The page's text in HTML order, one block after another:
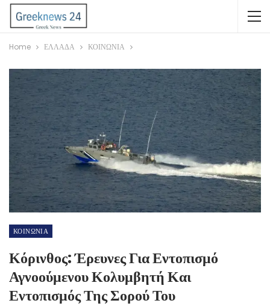
Home ΕΛΛΑΔΑ ΚΟΙΝΩΝΙΑ
ΚΟΙΝΩΝΙΑ
Κόρινθος: Έρευνες Για Εντοπισμό
Αγνοούμενου Κολυμβητή Και
Εντοπισμός Της Σορού Του